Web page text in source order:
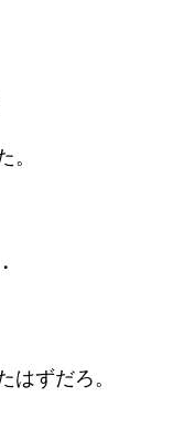
。
はずだろ。